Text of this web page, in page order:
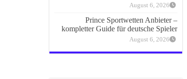
August 6, 2026
Prince Sportwetten Anbieter –
kompletter Guide für deutsche Spieler
August 6, 2026